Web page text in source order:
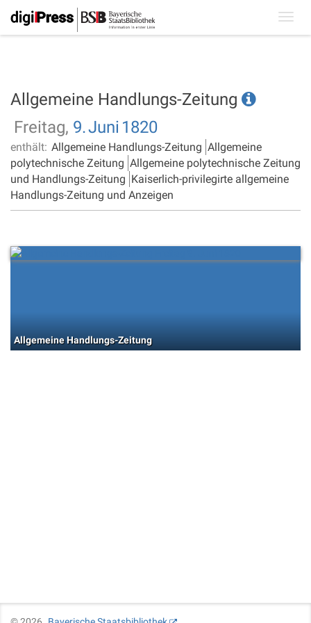
Allgemeine Handlungs-Zeitung
Freitag, 9.Juni 1820
enthält: Allgemeine Handlungs-Zeitung Allgemeine
polytechnische Zeitung Allgemeine polytechnische Zeitung
und Handlungs-Zeitung Kaiserlich-privilegirte allgemeine
Handlungs-Zeitung und Anzeigen
Allgemeine Handlungs-Zeitung